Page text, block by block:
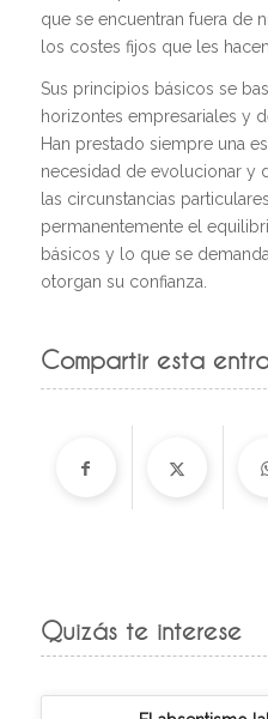
que se encuentran fuera de
los costes fijos que les
Sus principios básicos se
horizontes empresariales y
Han prestado siempre una
necesidad de evolucionar y
las circunstancias
permanentemente el
básicos y lo que se
otorgan su confianza.
Compartir esta
Quizás te interese